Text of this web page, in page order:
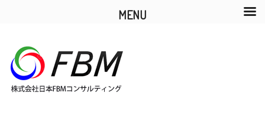
MENU